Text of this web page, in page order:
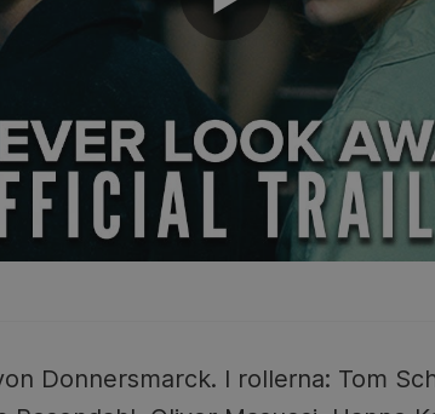
Donnersmarck. I rollerna: Tom